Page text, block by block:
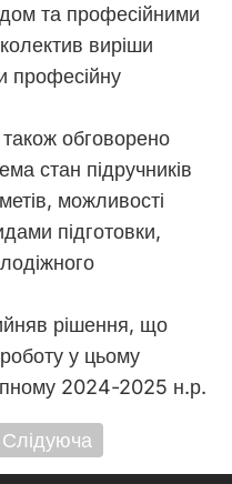
та професійними
виріши
професійну
обговорено
стан підручників
можливості
підготовки,
рішення, що
у цьому
2024-2025 н.р.
Слідуюча